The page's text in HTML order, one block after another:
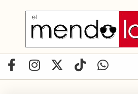
contenido
F
a
I
n
X
-
T
i
W
h